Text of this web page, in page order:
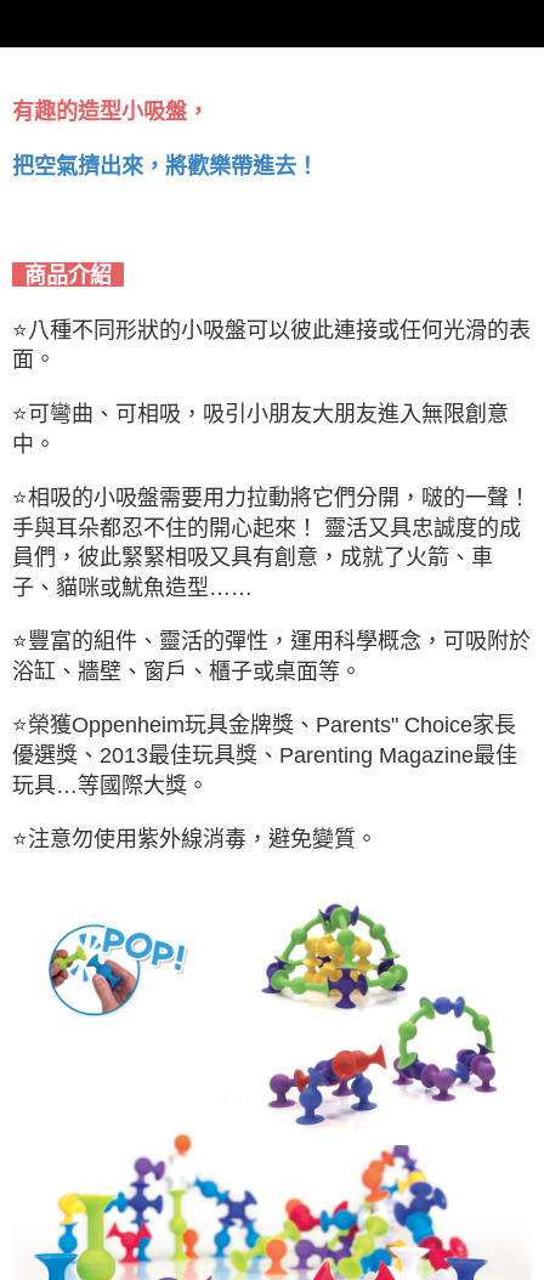
有趣的造型小吸盤，
把空氣擠出來，將歡樂帶進去！
商品介紹
⭐八種不同形狀的小吸盤可以彼此連接或任何光滑的表
面。
⭐可彎曲、可相吸，吸引小朋友大朋友進入無限創意
中。
⭐相吸的小吸盤需要用力拉動將它們分開，啵的一聲！
手與耳朵都忍不住的開心起來！ 靈活又具忠誠度的成
員們，彼此緊緊相吸又具有創意，成就了火箭、車
子、貓咪或魷魚造型……
⭐豐富的組件、靈活的彈性，運用科學概念，可吸附於
浴缸、牆壁、窗戶、櫃子或桌面等。
⭐榮獲Oppenheim玩具金牌獎、Parents" Choice家長
優選獎、2013最佳玩具獎、Parenting Magazine最佳
玩具…等國際大獎。
⭐注意勿使用紫外線消毒，避免變質。